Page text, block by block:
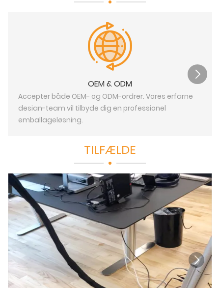
OEM & ODM
Accepter både OEM- og ODM-ordrer. Vores erfarne
desian-team vil tilbyde dig en professionel
emballageløsning.
TILFÆLDE